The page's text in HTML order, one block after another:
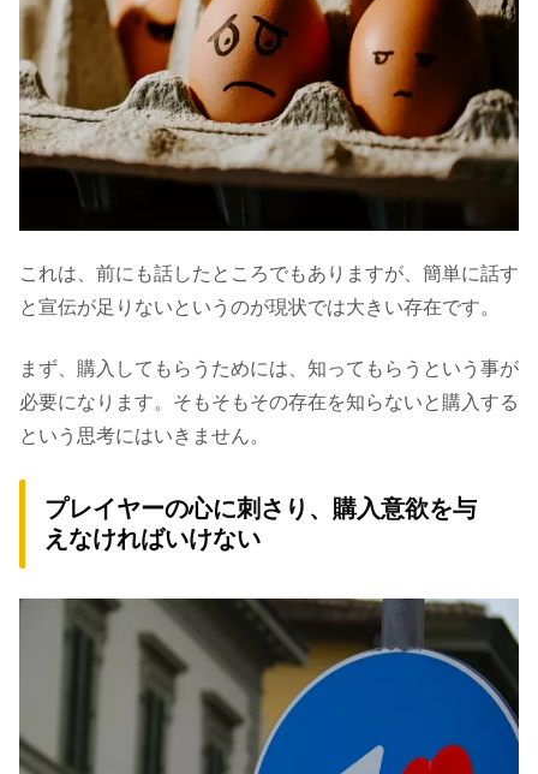
これは、前にも話したところでもありますが、簡単に話す
と宣伝が足りないというのが現状では大きい存在です。
まず、購入してもらうためには、知ってもらうという事が
必要になります。そもそもその存在を知らないと購入する
という思考にはいきません。
プレイヤーの心に刺さり、購入意欲を与
えなければいけない